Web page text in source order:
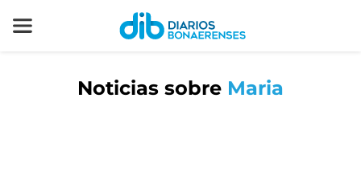
Noticias sobre Maria